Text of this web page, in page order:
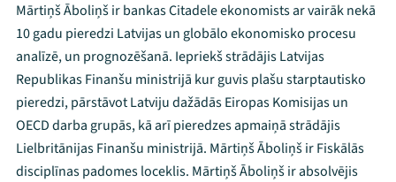
Mārtiņš Āboliņš ir bankas Citadele ekonomists ar vairāk nekā
10 gadu pieredzi Latvijas un globālo ekonomisko procesu
analīzē, un prognozēšanā. Iepriekš strādājis Latvijas
Republikas Finanšu ministrijā kur guvis plašu starptautisko
pieredzi, pārstāvot Latviju dažādās Eiropas Komisijas un
OECD darba grupās, kā arī pieredzes apmaiņā strādājis
Lielbritānijas Finanšu ministrijā. Mārtiņš Āboliņš ir Fiskālās
disciplīnas padomes loceklis. Mārtiņš Āboliņš ir absolvējis